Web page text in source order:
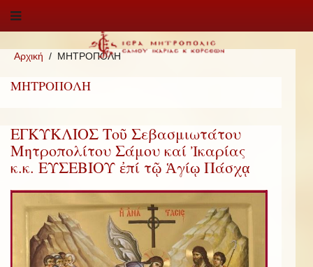
Αρχική ΜΗΤΡΟΠΟΛΗ
ΜΗΤΡΟΠΟΛΗ
ΕΓΚΥΚΛΙΟΣ Τοῦ Σεβασμιωτάτου
Μητροπολίτου Σάμου καί Ἰκαρίας
κ.κ. ΕΥΣΕΒΙΟΥ ἐπί τῷ Ἁγίῳ Πάσχᾳ